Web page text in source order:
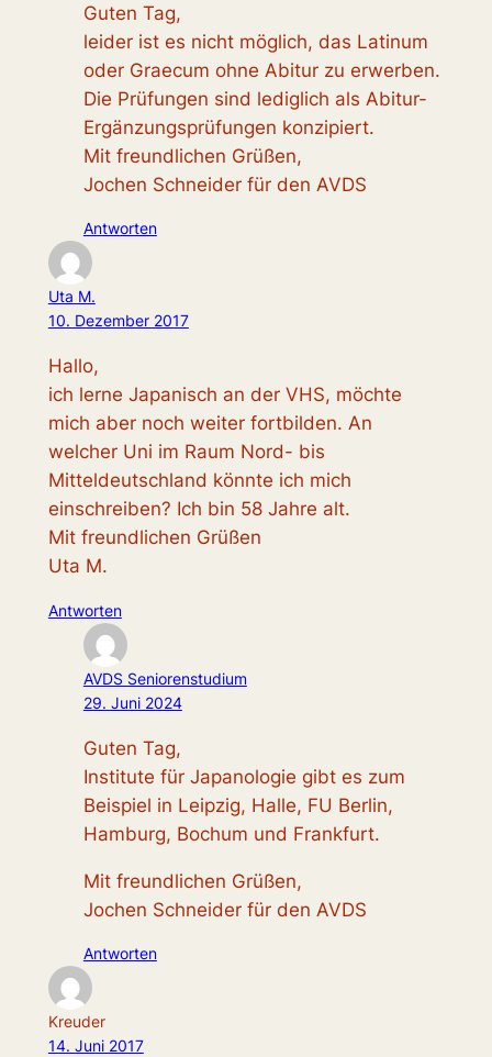
Guten Tag,
leider ist es nicht möglich, das Latinum
oder Graecum ohne Abitur zu erwerben.
Die Prüfungen sind lediglich als Abitur-
Ergänzungsprüfungen konzipiert.
Mit freundlichen Grüßen,
Jochen Schneider für den AVDS
Antworten
Uta M.
10. Dezember 2017
Hallo,
ich lerne Japanisch an der VHS, möchte
mich aber noch weiter fortbilden. An
welcher Uni im Raum Nord- bis
Mitteldeutschland könnte ich mich
einschreiben? Ich bin 58 Jahre alt.
Mit freundlichen Grüßen
Uta M.
Antworten
AVDS Seniorenstudium
29. Juni 2024
Guten Tag,
Institute für Japanologie gibt es zum
Beispiel in Leipzig, Halle, FU Berlin,
Hamburg, Bochum und Frankfurt.
Mit freundlichen Grüßen,
Jochen Schneider für den AVDS
Antworten
Kreuder
14. Juni 2017